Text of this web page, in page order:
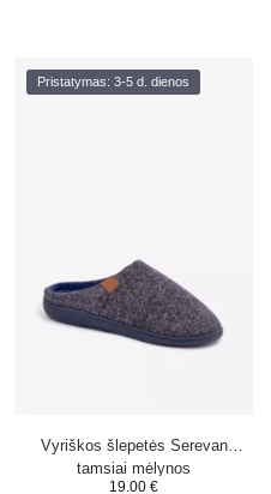
Pristatymas: 3-5 d. dienos
Vyriškos šlepetės Serevan
tamsiai mėlynos
19.00 €